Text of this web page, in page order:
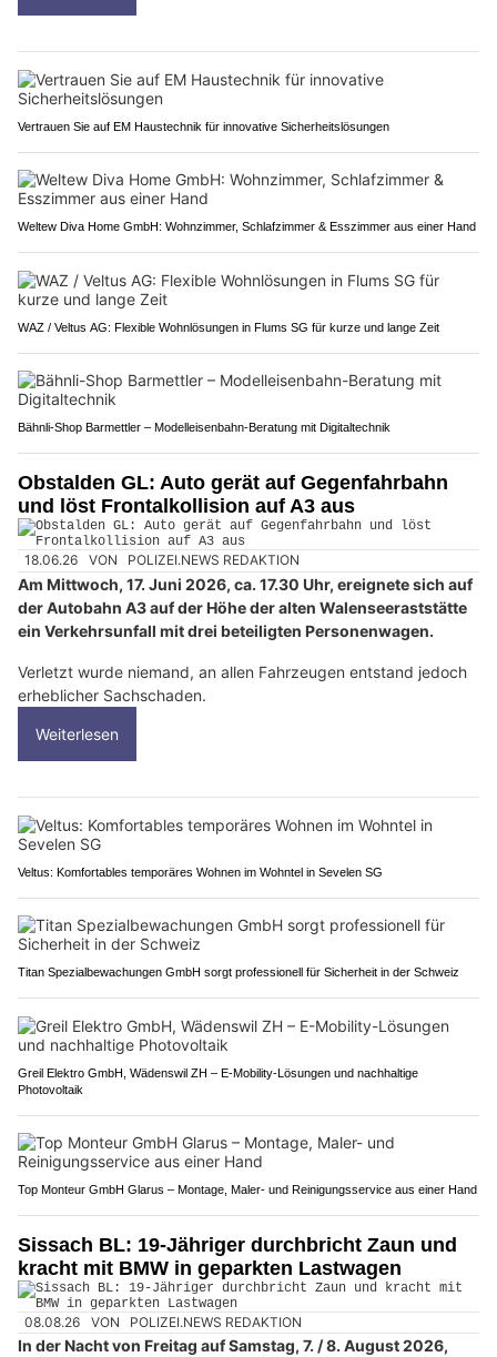
Vertrauen Sie auf EM Haustechnik für innovative Sicherheitslösungen
Weltew Diva Home GmbH: Wohnzimmer, Schlafzimmer & Esszimmer aus einer Hand
WAZ / Veltus AG: Flexible Wohnlösungen in Flums SG für kurze und lange Zeit
Bähnli-Shop Barmettler – Modelleisenbahn-Beratung mit Digitaltechnik
Obstalden GL: Auto gerät auf Gegenfahrbahn
und löst Frontalkollision auf A3 aus
18.06.26 VON POLIZEI.NEWS REDAKTION
Am Mittwoch, 17. Juni 2026, ca. 17.30 Uhr, ereignete sich auf
der Autobahn A3 auf der Höhe der alten Walenseeraststätte
ein Verkehrsunfall mit drei beteiligten Personenwagen.
Verletzt wurde niemand, an allen Fahrzeugen entstand jedoch
erheblicher Sachschaden.
Weiterlesen
Veltus: Komfortables temporäres Wohnen im Wohntel in Sevelen SG
Titan Spezialbewachungen GmbH sorgt professionell für Sicherheit in der Schweiz
Greil Elektro GmbH, Wädenswil ZH – E-Mobility-Lösungen und nachhaltige
Photovoltaik
Top Monteur GmbH Glarus – Montage, Maler- und Reinigungsservice aus einer Hand
Sissach BL: 19-Jähriger durchbricht Zaun und
kracht mit BMW in geparkten Lastwagen
08.08.26 VON POLIZEI.NEWS REDAKTION
In der Nacht von Freitag auf Samstag, 7. / 8. August 2026,